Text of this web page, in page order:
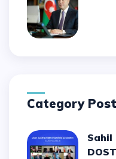
Category
Sahil Babayev: Vətəndaşların